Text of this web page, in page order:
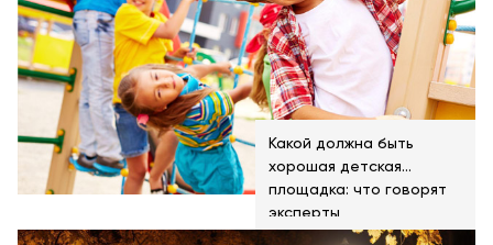
Какой должна быть
хорошая детская
площадка: что говорят
эксперты